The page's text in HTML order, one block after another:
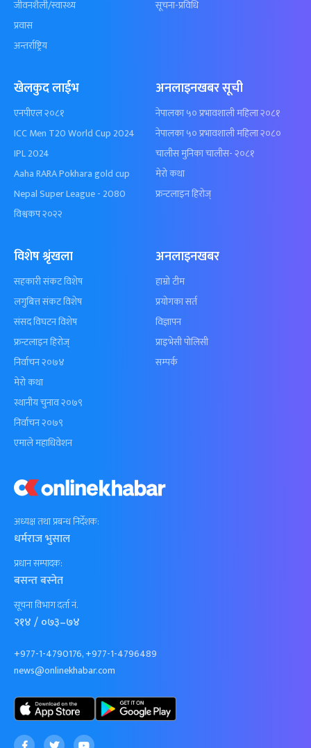
अध्यक्ष तथा प्रबन्ध निर्देशक:
धर्मराज भुसाल
प्रधान सम्पादक:
बसन्त बस्नेत
सूचना विभाग दर्ता नं.
२१४ / ०७३–७४
+977-1-4790176, +977-1-4796489
news@onlinekhabar.com
जीवनशैली/स्वास्थ्य
प्रवास
अन्तर्राष्ट्रिय
सूचना-प्रविधि
खेलकुद लाईभ
एनपीएल २०८१
ICC Men T20 World Cup 2024
IPL 2024
Aaha RARA Pokhara gold cup
Nepal Super League - 2080
विश्वकप २०२२
अनलाइनखबर सूची
नेपालका ५० प्रभावशाली महिला २०८१
नेपालका ५० प्रभावशाली महिला २०८०
चालीस मुनिका चालीस- २०८१
मेरो कथा
फ्रन्टलाइन हिरोज्
विशेष श्रृंखला
सहकारी संकट विशेष
लगुबित्त संकट विशेष
संसद विघटन विशेष
फ्रन्टलाइन हिरोज्
निर्वाचन २०७४
मेरो कथा
स्थानीय चुनाव २०७९
निर्वाचन २०७९
एमाले महाधिवेशन
अनलाइनखबर
हाम्रो टीम
प्रयोगका सर्त
विज्ञापन
प्राइभेसी पोलिसी
सम्पर्क